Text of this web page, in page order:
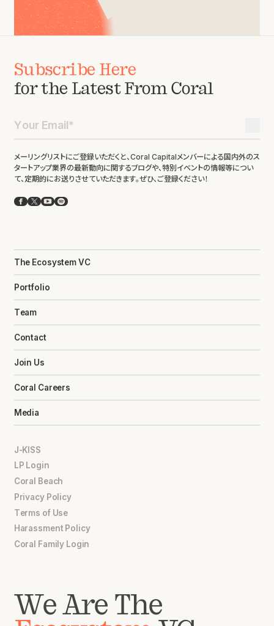
Subscribe Here
for the Latest From Coral
メーリングリストにご登録いただくと、Coral Capitalメンバーによる国内外のス
タートアップ業界の最新動向に関するブログや、特別イベントの情報等につい
て、定期的にお送りさせていただきます。ぜひ、ご登録ください！
Facebook
X YouTube
Spotify
The Ecosystem VC
Portfolio
Team
Contact
Join Us
Coral Careers
Media
J-KISS
LP Login
Coral Beach
Privacy Policy
Terms of Use
Harassment Policy
Coral Family Login
We Are The